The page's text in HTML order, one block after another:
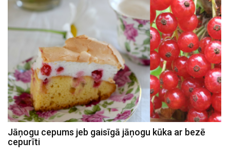
Jāņogu cepums jeb gaisīgā jāņogu kūka ar bezē
cepurīti